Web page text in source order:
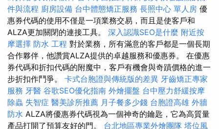
件與流程 廚房設備 台中體態矯正服務 長照中心 單人房 優
惠券代碼的使用不僅是一項業務交易，而且是使客戶和
ALZA更加關閉的連接工具。 深入認識SEO是什麼 附近按
摩選擇 防水 工程 對於業務，所有滿意的客戶都是一個長期
合作夥伴，他讚賞ALZA提供的卓越服務和優惠券。 在優惠
券代碼和折扣代碼的附魔中，客戶有機會與奇蹟價格的進一
步折扣作鬥爭。 卡式台胞證與傳統版的差異 牙齒矯正專家
服務 牙醫 谷歌SEO優化指南 外燴擺盤 台中壓力舒緩按摩
除蟲 失智症 醫美診所推薦 月子餐多少錢 台胞證高雄 外牆
防水 ALZA將優惠券代碼視為一個神奇的鑰匙，它為高質量
產品打開了預算友好的門。 台北地區專業外燴團隊 塔位風